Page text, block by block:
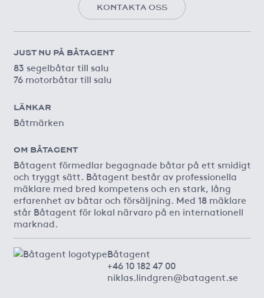
KONTAKTA OSS
JUST NU PÅ BÅTAGENT
83 segelbåtar till salu
76 motorbåtar till salu
LÄNKAR
Båtmärken
OM BÅTAGENT
Båtagent förmedlar begagnade båtar på ett smidigt
och tryggt sätt. Båtagent består av professionella
mäklare med bred kompetens och en stark, lång
erfarenhet av båtar och försäljning. Med 18 mäklare
står Båtagent för lokal närvaro på en internationell
marknad.
Båtagent
+46 10 182 47 00
niklas.lindgren@batagent.se